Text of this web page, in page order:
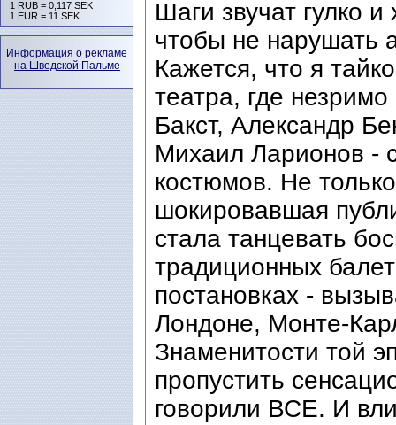
Шаги звучат гулко
чтобы не нарушать
Кажется, что я
театра, где
Бакст, Александр
Михаил Ларионов -
костюмов. Не
шокировавшая
стала танцевать
традиционных
постановках -
Лондоне, Монте-
Знаменитости той
пропустить
говорили ВСЕ. И
1 RUB = 0,117 SEK
1 EUR = 11 SEK
Информация о рекламе
на Шведской Пальме